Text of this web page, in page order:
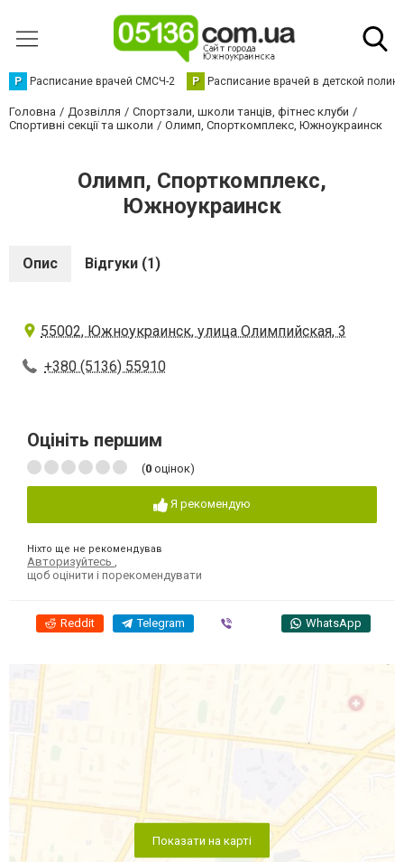
Р Расписание врачей СМСЧ-2 Р Расписание врачей в детской
Головна Дозвілля
Спортзали, школи танців, фітнес клуби
Спортивні секції та школи
Олимп, Спорткомплекс, Южноукраинск
Олимп, Спорткомплекс,
Южноукраинск
Опис Відгуки (1)
55002, Южноукраинск, улица Олимпийская, 3
+380 (5136) 55910
Оцініть першим
(0 оцінок)
Я рекомендую
Ніхто ще не рекомендував
Авторизуйтесь
щоб оцінити і порекомендувати
Reddit Telegram WhatsApp
Показати на карті